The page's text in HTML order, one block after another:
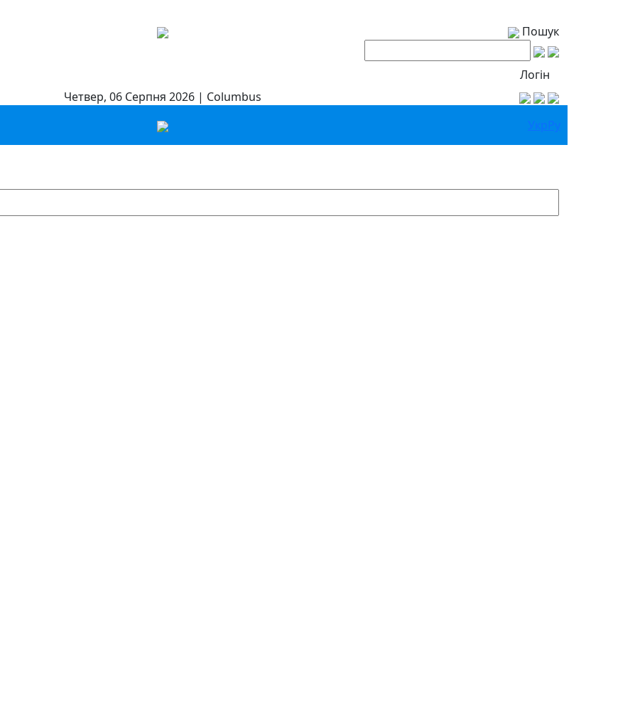
Пошук
Логін
Четвер, 06 Серпня 2026 | Columbus
УкрРу